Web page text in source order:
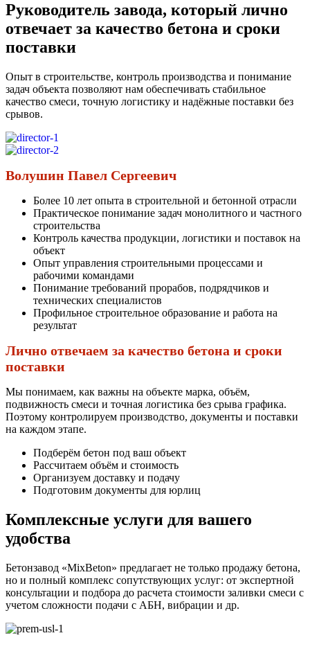
Руководитель завода, который лично
отвечает за качество бетона и сроки
поставки
Опыт в строительстве, контроль производства и понимание
задач объекта позволяют нам обеспечивать стабильное
качество смеси, точную логистику и надёжные поставки без
срывов.
Волушин Павел Сергеевич
Более 10 лет опыта в строительной и бетонной отрасли
Практическое понимание задач монолитного и частного
строительства
Контроль качества продукции, логистики и поставок на
объект
Опыт управления строительными процессами и
рабочими командами
Понимание требований прорабов, подрядчиков и
технических специалистов
Профильное строительное образование и работа на
результат
Лично отвечаем за качество бетона и сроки
поставки
Мы понимаем, как важны на объекте марка, объём,
подвижность смеси и точная логистика без срыва графика.
Поэтому контролируем производство, документы и поставки
на каждом этапе.
Подберём бетон под ваш объект
Рассчитаем объём и стоимость
Организуем доставку и подачу
Подготовим документы для юрлиц
Комплексные услуги для вашего
удобства
Бетонзавод «MixBeton» предлагает не только продажу бетона,
но и полный комплекс сопутствующих услуг: от экспертной
консультации и подбора до расчета стоимости заливки смеси с
учетом сложности подачи с АБН, вибрации и др.